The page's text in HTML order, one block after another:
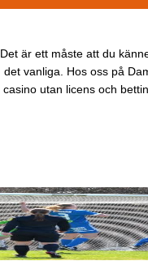
Det är ett måste att du
det vanliga. Hos oss på
casino utan licens och